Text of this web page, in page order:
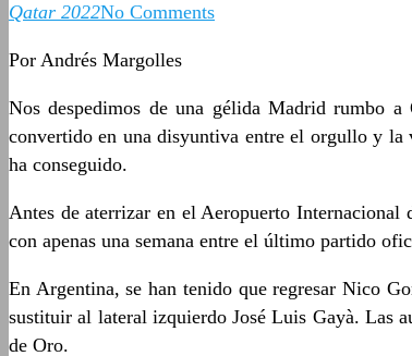
Qatar 2022No Comments
Por Andrés Margolles
Nos despedimos de una gélida Madrid rumbo
convertido en una disyuntiva entre el orgullo y la
ha conseguido.
Antes de aterrizar en el Aeropuerto Internacional
con apenas una semana entre el último partido
En Argentina, se han tenido que regresar Nico
sustituir al lateral izquierdo José Luis Gayà. Las
de Oro.